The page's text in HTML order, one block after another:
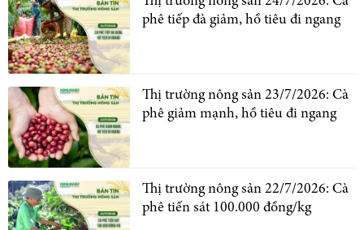
phê tiếp đà giảm, hồ tiêu đi ngang
Thị trường nông sản 23/7/2026: Cà
phê giảm mạnh, hồ tiêu đi ngang
Thị trường nông sản 22/7/2026: Cà
phê tiến sát 100.000 đồng/kg